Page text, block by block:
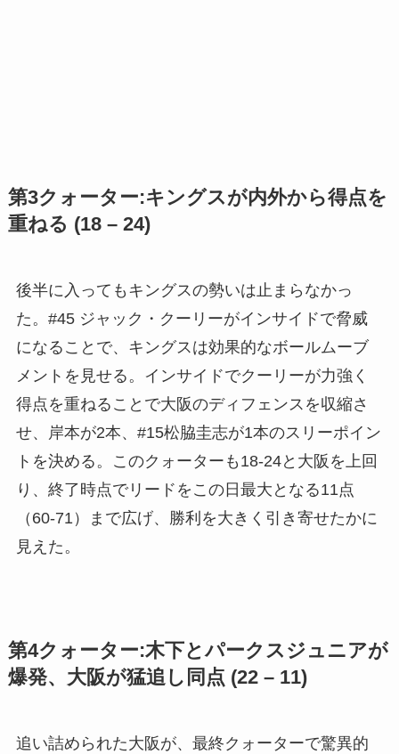
第3クォーター:キングスが内外から得点を
重ねる (18 – 24)
後半に入ってもキングスの勢いは止まらなかっ
た。#45 ジャック・クーリーがインサイドで脅威
になることで、キングスは効果的なボールムーブ
メントを見せる。インサイドでクーリーが力強く
得点を重ねることで大阪のディフェンスを収縮さ
せ、岸本が2本、#15松脇圭志が1本のスリーポイン
トを決める。このクォーターも18-24と大阪を上回
り、終了時点でリードをこの日最大となる11点
（60-71）まで広げ、勝利を大きく引き寄せたかに
見えた。
第4クォーター:木下とパークスジュニアが
爆発、大阪が猛追し同点 (22 – 11)
追い詰められた大阪が、最終クォーターで驚異的